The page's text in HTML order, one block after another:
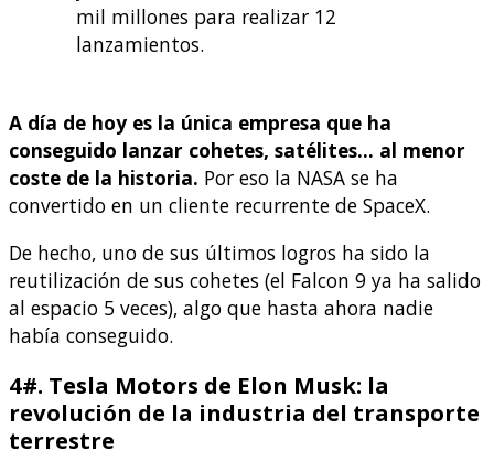
mil millones para realizar 12
lanzamientos.
A día de hoy es la única empresa que ha
conseguido lanzar cohetes, satélites… al menor
coste de la historia. Por eso la NASA se ha
convertido en un cliente recurrente de SpaceX.
De hecho, uno de sus últimos logros ha sido la
reutilización de sus cohetes (el Falcon 9 ya ha salido
al espacio 5 veces), algo que hasta ahora nadie
había conseguido.
4#. Tesla Motors de Elon Musk: la
revolución de la industria del transporte
terrestre